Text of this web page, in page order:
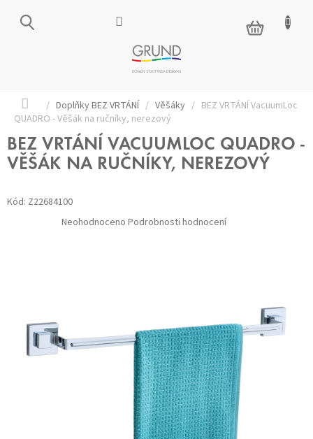
NÁKUPNÍ
KOŠÍK
Domů
/ Doplňky BEZ VRTÁNÍ / Věšáky / BEZ VRTÁNÍ VacuumLoc
QUADRO - Věšák na ručníky, nerezový
BEZ VRTÁNÍ VACUUMLOC QUADRO -
VĚŠÁK NA RUČNÍKY, NEREZOVÝ
Kód: Z22684100
Průměrné
hodnocení
Neohodnoceno Podrobnosti hodnocení